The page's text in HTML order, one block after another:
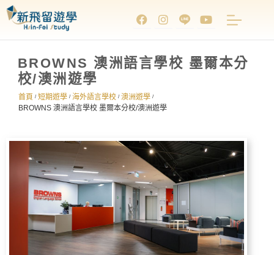
BROWNS 澳洲語言學校 墨爾本分
校/澳洲遊學
首頁 / 短期遊學 / 海外語言學校 / 澳洲遊學 /
BROWNS 澳洲語言學校 墨爾本分校/澳洲遊學